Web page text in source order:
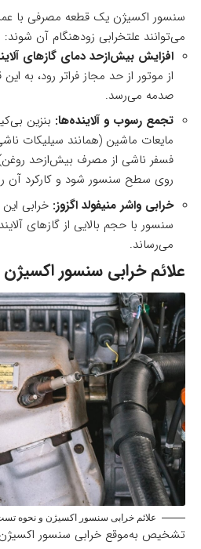
سنسور اکسیژن یک قطعه مصرفی با عمر
می‌توانند علتخرابی زودهنگام آن شوند:
افزایش بیش‌ازحد دمای گازهای
از موتور از حد مجاز فراتر رود، به
صدمه می‌رسد.
تجمع رسوب و آلاینده‌ها: بنزین
مایعات ماشین (همانند سیلیکات
فسفر ناشی از مصرف بیش‌ازحد
روی سطح سنسور شود و کارکرد آن
خرابی واشر منیفولد اگزوز: خرابی
سنسور با حجم بالایی از گازهای
می‌رساند.
علائم خرابی سنسور اکسیژن
علائم خرابی سنسور اکسیژن و نحوه تست
تشخیص به‌موقع خرابی سنسور